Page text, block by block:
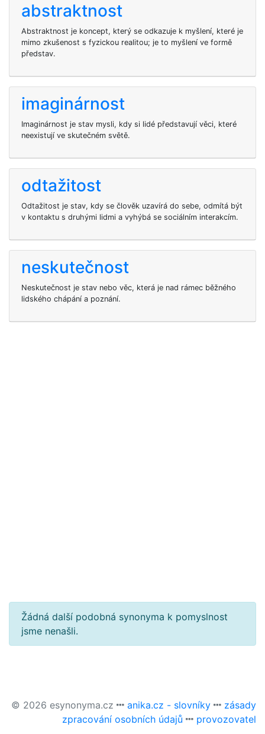
abstraktnost
Abstraktnost je koncept, který se odkazuje k myšlení, které je
mimo zkušenost s fyzickou realitou; je to myšlení ve formě
představ.
imaginárnost
Imaginárnost je stav mysli, kdy si lidé představují věci, které
neexistují ve skutečném světě.
odtažitost
Odtažitost je stav, kdy se člověk uzavírá do sebe, odmítá být
v kontaktu s druhými lidmi a vyhýbá se sociálním interakcím.
neskutečnost
Neskutečnost je stav nebo věc, která je nad rámec běžného
lidského chápání a poznání.
Žádná další podobná synonyma k pomyslnost
jsme nenašli.
© 2026 esynonyma.cz anika.cz - slovníky
zásady
zpracování osobních údajů
provozovatel